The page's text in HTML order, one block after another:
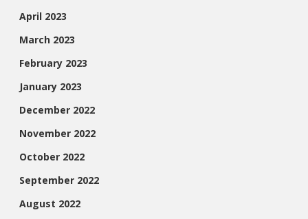
April 2023
March 2023
February 2023
January 2023
December 2022
November 2022
October 2022
September 2022
August 2022